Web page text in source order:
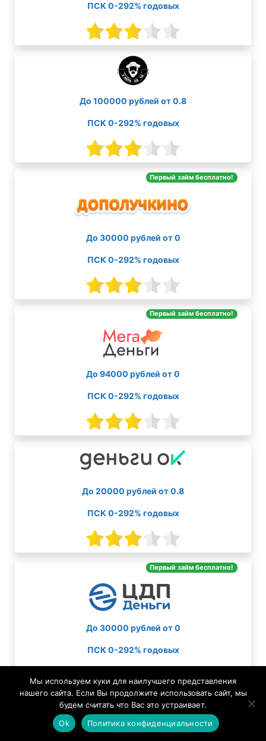
ПСК 0-292% годовых
До 100000 рублей от 0.8
ПСК 0-292% годовых
Первый займ бесплатно!
До 30000 рублей от 0
ПСК 0-292% годовых
Первый займ бесплатно!
До 94000 рублей от 0
ПСК 0-292% годовых
До 20000 рублей от 0.8
ПСК 0-292% годовых
Первый займ бесплатно!
До 30000 рублей от 0
ПСК 0-292% годовых
Мы используем куки для наилучшего представления
нашего сайта. Если Вы продолжите использовать сайт, мы
будем считать что Вас это устраивает.
Ok
Политика конфиденциальности